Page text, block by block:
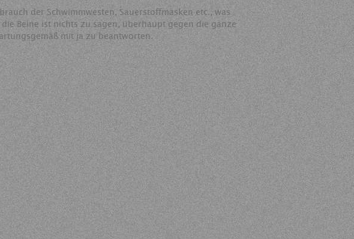
der Schwimmwesten, Sauerstoffmasken etc., was
Beine ist nichts zu sagen, überhaupt gegen die ganze
mit ja zu beantworten.